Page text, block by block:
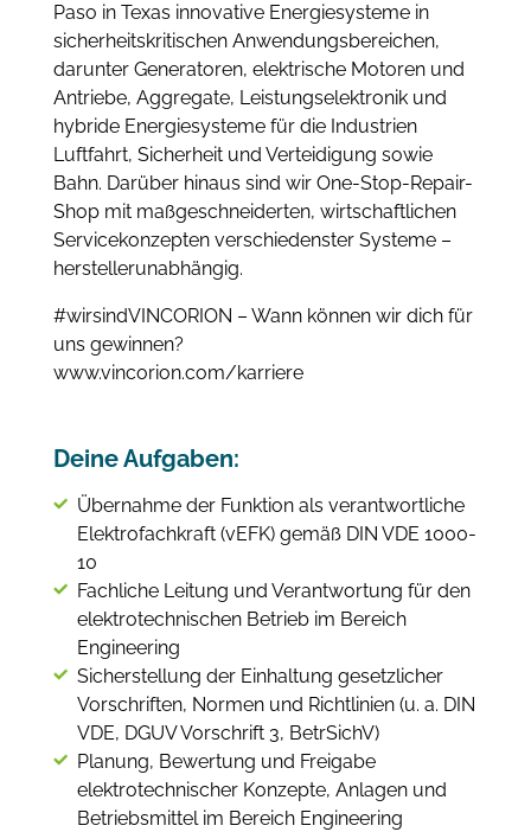
Paso in Texas innovative Energiesysteme in
sicherheitskritischen Anwendungsbereichen,
darunter Generatoren, elektrische Motoren und
Antriebe, Aggregate, Leistungselektronik und
hybride Energiesysteme für die Industrien
Luftfahrt, Sicherheit und Verteidigung sowie
Bahn. Darüber hinaus sind wir One-Stop-Repair-
Shop mit maßgeschneiderten, wirtschaftlichen
Servicekonzepten verschiedenster Systeme –
herstellerunabhängig.
#wirsindVINCORION – Wann können wir dich für
uns gewinnen?
www.vincorion.com/karriere
Deine Aufgaben:
Übernahme der Funktion als verantwortliche
Elektrofachkraft (vEFK) gemäß DIN VDE 1000-
10
Fachliche Leitung und Verantwortung für den
elektrotechnischen Betrieb im Bereich
Engineering
Sicherstellung der Einhaltung gesetzlicher
Vorschriften, Normen und Richtlinien (u. a. DIN
VDE, DGUV Vorschrift 3, BetrSichV)
Planung, Bewertung und Freigabe
elektrotechnischer Konzepte, Anlagen und
Betriebsmittel im Bereich Engineering